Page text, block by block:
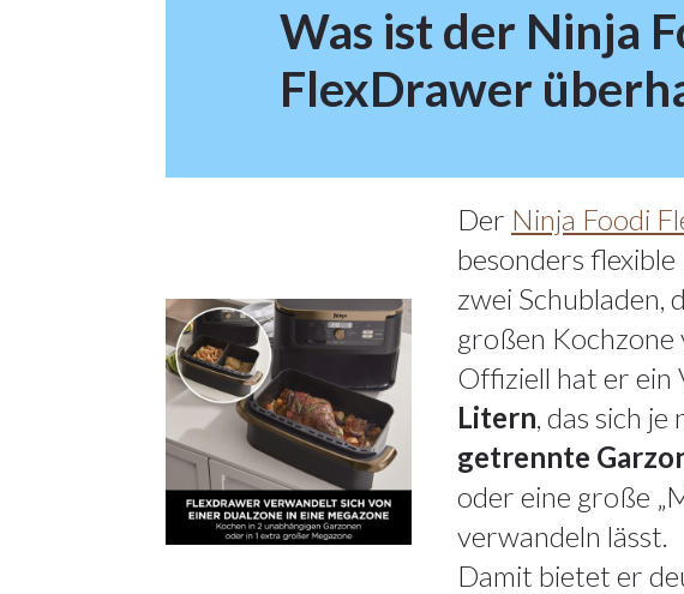
Was ist der Ninja
FlexDrawer
Der Ninja Foodi
besonders
zwei Schubladen,
großen Kochzone
Offiziell hat er ein
Litern , das sich
getrennte
oder eine große
verwandeln lässt.
Damit bietet er